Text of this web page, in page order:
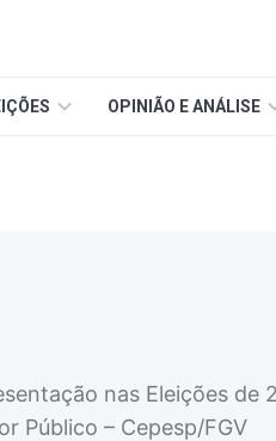
OPINIÃO E ANÁLISE
nas Eleições de
Público – Cepesp/FGV